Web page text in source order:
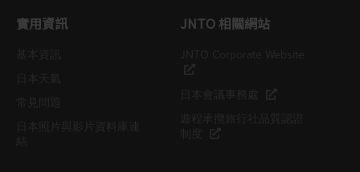
實用資訊 JNTO 相關網站